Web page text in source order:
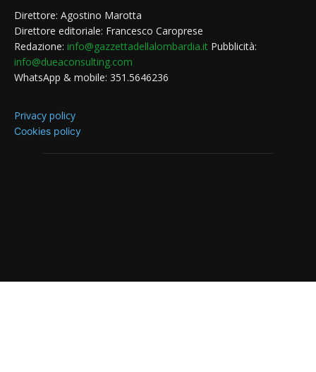
Direttore: Agostino Marotta
Direttore editoriale: Francesco Caroprese
Redazione: info@gazzettadellalombardia.it Pubblicità:
info@dueaconsulting.com
WhatsApp & mobile: 351.5646236
Privacy policy
Cookies policy